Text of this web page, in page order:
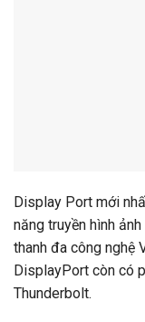
Display Port mới
năng truyền hình
thanh đa công nghệ
DisplayPort còn có
Thunderbolt.